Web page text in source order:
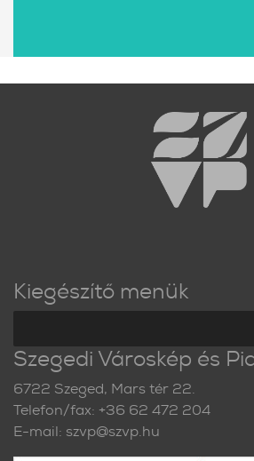
Kiegészítő menük
Szegedi Városkép és
6722 Szeged, Mars tér 22.
Telefon/fax: +36 62 472 204
E-mail: szvp@szvp.hu